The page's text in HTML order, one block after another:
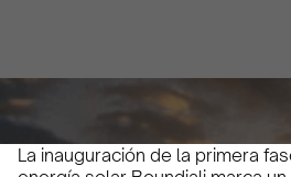
La inauguración de la primera